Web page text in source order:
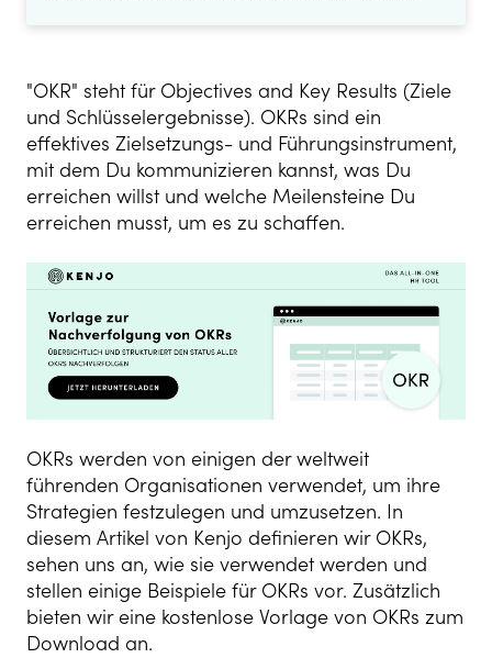
"OKR" steht für Objectives and Key Results (Ziele
und Schlüsselergebnisse). OKRs sind ein
effektives Zielsetzungs- und Führungsinstrument,
mit dem Du kommunizieren kannst, was Du
erreichen willst und welche Meilensteine Du
erreichen musst, um es zu schaffen.
OKRs werden von einigen der weltweit
führenden Organisationen verwendet, um ihre
Strategien festzulegen und umzusetzen. In
diesem Artikel von Kenjo definieren wir OKRs,
sehen uns an, wie sie verwendet werden und
stellen einige Beispiele für OKRs vor. Zusätzlich
bieten wir eine kostenlose Vorlage von OKRs zum
Download an.